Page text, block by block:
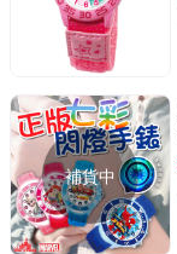
補貨中